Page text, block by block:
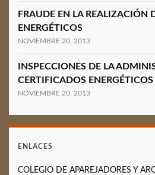
FRAUDE EN LA REALIZACIÓN
ENERGÉTICOS
NOVIEMBRE 20, 2013
INSPECCIONES DE LA
CERTIFICADOS ENERGÉTICOS
NOVIEMBRE 20, 2013
ENLACES
COLEGIO DE APAREJADORES Y